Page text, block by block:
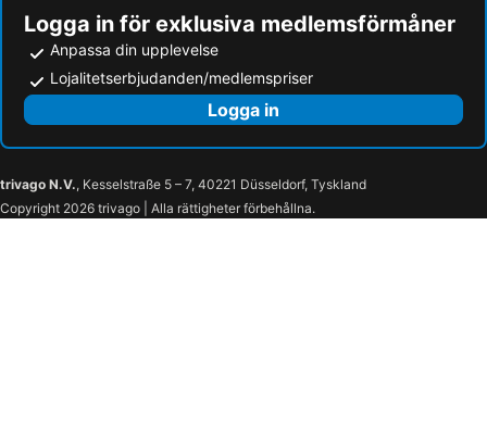
Logga in för exklusiva medlemsförmåner
Anpassa din upplevelse
Lojalitetserbjudanden/medlemspriser
Logga in
trivago N.V., Kesselstraße 5 – 7, 40221 Düsseldorf, Tyskland
Copyright 2026 trivago | Alla rättigheter förbehållna.